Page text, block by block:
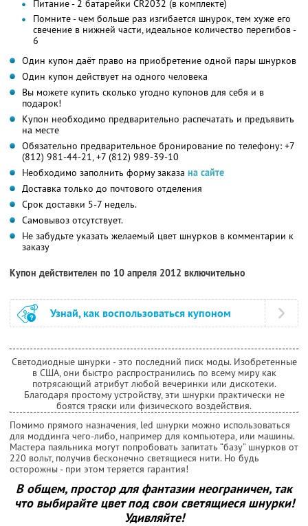
Питание - 2 батарейки CR2032 (в комплекте)
Помните - чем больше раз изгибается шнурок, тем хуже его
свечение в нижней части, идеальное количество перегибов -
6
Один купон даёт право на приобретение одной пары шнурков
Один купон действует на одного человека
Вы можете купить сколько угодно купонов для себя и в
подарок!
Купон необходимо предварительно распечатать и предъявить
на месте
Обязательно предварительное бронирование по телефону: +7
(812) 981-44-21, +7 (812) 989-39-10
Необходимо заполнить форму заказа на сайте
Доставка только до почтового отделения
Срок доставки 5-7 недель.
Самовывоз отсутствует.
Не забудьте указать желаемый цвет шнурков в комментарии к
заказу
Купон действителен по 10 апреля 2012 включительно
Узнай, как воспользоваться купоном
Светодиодные шнурки - это последний писк моды. Изобретенные
в США, они быстро распространились по всему миру как
потрясающий атрибут любой вечеринки или дискотеки.
Благодаря простому устройству, эти шнурки практически не
боятся тряски или физического воздействия.
Помимо прямого назначения, led шнурки можно использоваться
для моддинга чего-либо, например для компьютера, или машины.
Мастера паяльника могут попробовать запитать “базу” шнурков от
220 вольт, получив бесконечно светящиеся нити. Но будь
осторожны - при этом теряется гарантия!
В общем, простор для фантазии неограничен, так
что выбирайте цвет под свои светящиеся шнурки!
Удивляйте!